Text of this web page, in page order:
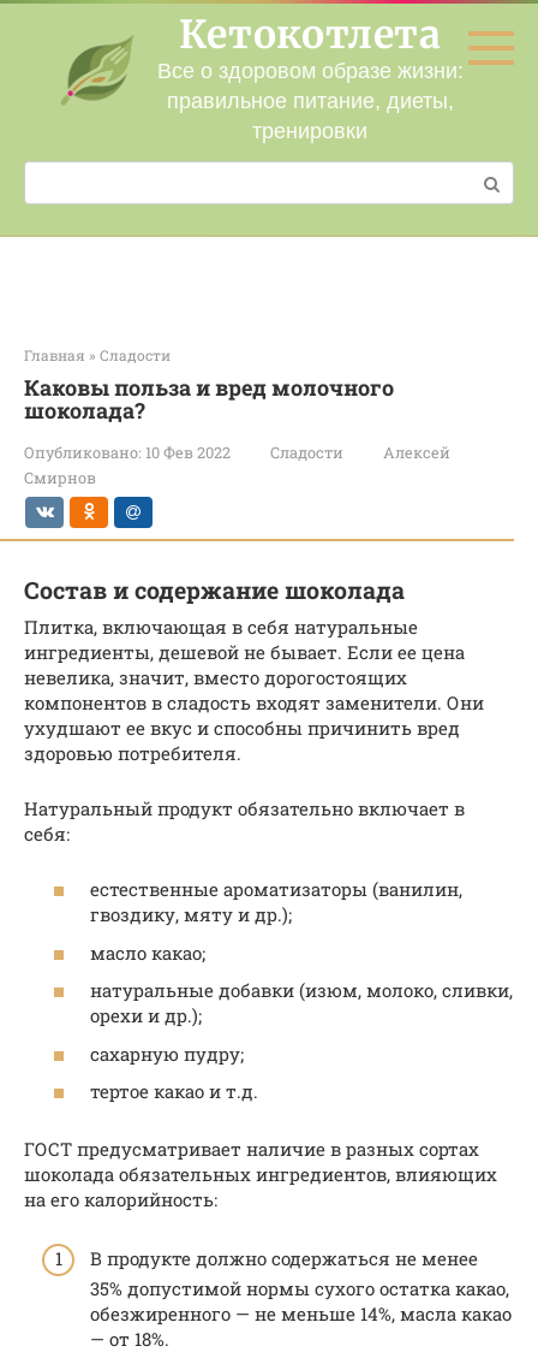
Перейти
контенту
Кетокотлета
Все о здоровом образе жизни:
правильное питание, диеты,
тренировки
Поиск:
Главная » Сладости
Каковы польза и вред молочного
шоколада?
Опубликовано: 10 Фев 2022 Сладости
Алексей
Смирнов
Состав и содержание шоколада
Плитка, включающая в себя натуральные
ингредиенты, дешевой не бывает. Если ее цена
невелика, значит, вместо дорогостоящих
компонентов в сладость входят заменители. Они
ухудшают ее вкус и способны причинить вред
здоровью потребителя.
Натуральный продукт обязательно включает в
себя:
естественные ароматизаторы (ванилин,
гвоздику, мяту и др.);
масло какао;
натуральные добавки (изюм, молоко, сливки,
орехи и др.);
сахарную пудру;
тертое какао и т.д.
ГОСТ предусматривает наличие в разных сортах
шоколада обязательных ингредиентов, влияющих
на его калорийность:
В продукте должно содержаться не менее
35% допустимой нормы сухого остатка какао,
обезжиренного — не меньше 14%, масла какао
— от 18%.